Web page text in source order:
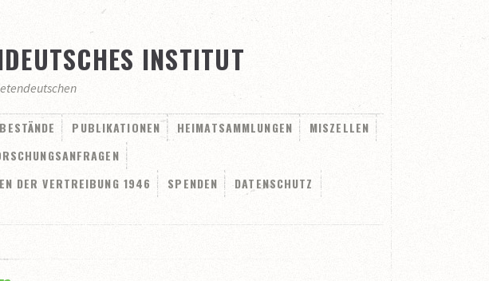
INSTITUT
BESTÄNDE PUBLIKATIONEN HEIMATSAMMLUNGEN
MISZELLEN
DER VERTREIBUNG 1946
SPENDEN
DATENSCHUTZ